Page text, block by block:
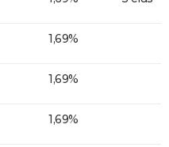
1,69%
1,69%
1,69%